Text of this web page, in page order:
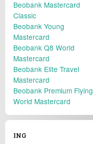
Beobank Mastercard
Classic
Beobank Young
Mastercard
Beobank Q8 World
Mastercard
Beobank Elite Travel
Mastercard
Beobank Premium Flying
World Mastercard
ING